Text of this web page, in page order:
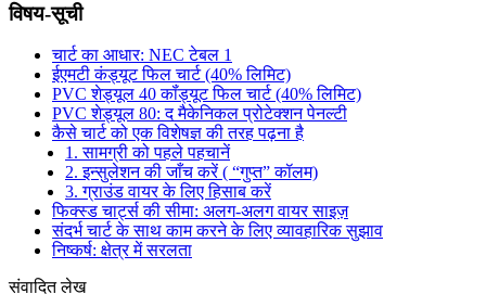
विषय-सूची
चार्ट का आधार: NEC टेबल 1
ईएमटी कंड्यूट फिल चार्ट (40% लिमिट)
PVC शेड्यूल 40 कॉंड्यूट फिल चार्ट (40% लिमिट)
PVC शेड्यूल 80: द मैकेनिकल प्रोटेक्शन पेनल्टी
कैसे चार्ट को एक विशेषज्ञ की तरह पढ़ना है
1. सामग्री को पहले पहचानें
2. इन्सुलेशन की जाँच करें ( “गुप्त” कॉलम)
3. ग्राउंड वायर के लिए हिसाब करें
फिक्स्ड चार्ट्स की सीमा: अलग-अलग वायर साइज़
संदर्भ चार्ट के साथ काम करने के लिए व्यावहारिक सुझाव
निष्कर्ष: क्षेत्र में सरलता
संवादित लेख